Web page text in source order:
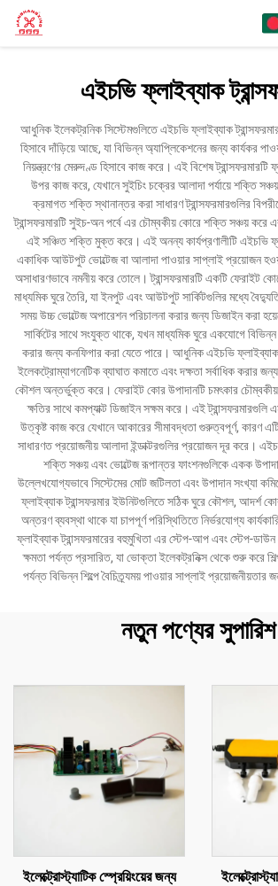
পণ্য
আমাদের সম্পর্কে
মামলা
আমাদের সাথে যোগাযোগ করুন
এইচভি ফ্লাইব্যাক
আধুনিক ইলেকট্রনিক সিস্টেমগুলিতে এইচভি ফ্লাইব্যাক
হিসাবে দাঁড়িয়ে আছে, যা বিভিন্ন অ্যাপ্লিকেশনের জন্য কার্যকর
নিয়ন্ত্রণের মেরুদণ্ড হিসাবে কাজ করে। এই বিশেষ ট্রান্সফরমারটি
উপর কাজ করে, যেখানে সুইচিং চক্রের আলাদা পর্যায়ে শক্তি
ক্রমাগত শক্তি স্থানান্তর করা সাধারণ ট্রান্সফরমারগুলির
ট্রান্সফরমারটি সুইচ-অন পর্বে এর চৌম্বকীয় কোরে শক্তি সঞ্চয়
এই সঞ্চিত শক্তি মুক্ত করে। এই অনন্য কার্যপ্রণালীটি এইচভি
একাধিক আউটপুট ভোল্টেজ বা আলাদা পাওয়ার সাপ্লাই প্রয়োজন
অসাধারণভাবে নমনীয় করে তোলে। ট্রান্সফরমারটি একটি ফেরাইট
মাধ্যমিক ঘুরে তৈরি, যা ইনপুট এবং আউটপুট সার্কিটগুলির মধ্যে
সময় উচ্চ ভোল্টেজ অপারেশন পরিচালনা করার জন্য ডিজাইন করা
সার্কিটের সাথে সংযুক্ত থাকে, যখন মাধ্যমিক ঘুরে একযোগে
করার জন্য কনফিগার করা যেতে পারে। আধুনিক এইচভি ফ্লাইব্যাক
ইলেকট্রোম্যাগনেটিক ব্যাঘাত কমাতে এবং দক্ষতা সর্বাধিক করার
কৌশল অন্তর্ভুক্ত করে। ফেরাইট কোর উপাদানটি চমৎকার চৌম্বকীয়
ক্ষতির সাথে কমপ্যাক্ট ডিজাইন সক্ষম করে। এই ট্রান্সফরমারগুলি
উত্কৃষ্ট কাজ করে যেখানে আকারের সীমাবদ্ধতা গুরুত্বপূর্ণ, কারণ
সাধারণত প্রয়োজনীয় আলাদা ইন্ডাক্টরগুলির প্রয়োজন দূর করে।
শক্তি সঞ্চয় এবং ভোল্টেজ রূপান্তর ফাংশনগুলিকে একক
উল্লেখযোগ্যভাবে সিস্টেমের মোট জটিলতা এবং উপাদান সংখ্যা
ফ্লাইব্যাক ট্রান্সফরমার ইউনিটগুলিতে সঠিক ঘুরে কৌশল, আদর্শ
অন্তরণ ব্যবস্থা থাকে যা চাপপূর্ণ পরিস্থিতিতে নির্ভরযোগ্য
ফ্লাইব্যাক ট্রান্সফরমারের বহুমুখিতা এর স্টেপ-আপ এবং স্টেপ-
ক্ষমতা পর্যন্ত প্রসারিত, যা ভোক্তা ইলেকট্রনিক্স থেকে শুরু করে
পর্যন্ত বিভিন্ন শিল্পে বৈচিত্র্যময় পাওয়ার সাপ্লাই
নতুন পণ্যের সুপারিশ
ইলেক্ট্রোস্ট্যাটিক স্প্রেয়িংয়ের জন্য